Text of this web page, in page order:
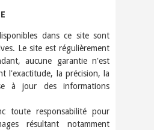
dans ce site sont
Le site est régulièrement
aucune garantie n'est
l'exactitude, la précision, la
à jour des informations
toute responsabilité pour
résultant notamment